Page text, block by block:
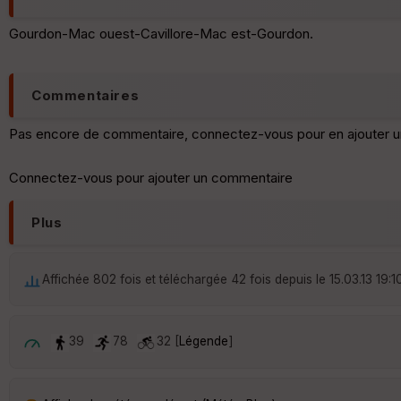
Gourdon-Mac ouest-Cavillore-Mac est-Gourdon.
Commentaires
Pas encore de commentaire, connectez-vous pour en ajouter
Connectez-vous pour ajouter un commentaire
Plus
Affichée 802 fois et téléchargée 42 fois depuis le 15.03.13
39 78 32 [ Légende]